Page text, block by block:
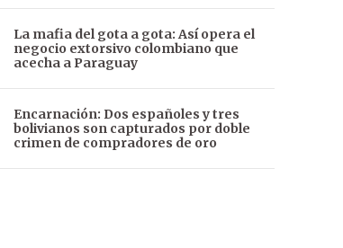
La mafia del gota a gota: Así opera el
negocio extorsivo colombiano que
acecha a Paraguay
Encarnación: Dos españoles y tres
bolivianos son capturados por doble
crimen de compradores de oro